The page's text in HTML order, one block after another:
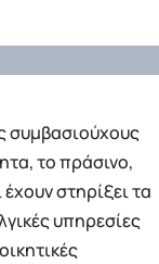
συμβασιούχους
το πράσινο,
στηρίξει τα
υπηρεσίες